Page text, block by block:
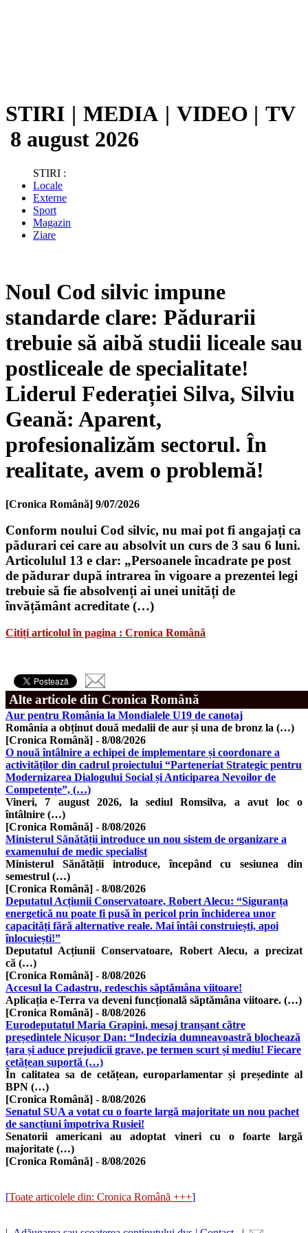
STIRI | MEDIA | VIDEO | TV
8 august 2026
STIRI :
Locale
Externe
Sport
Magazin
Ziare
Noul Cod silvic impune
standarde clare: Pădurarii
trebuie să aibă studii liceale sau
postliceale de specialitate!
Liderul Federației Silva, Silviu
Geană: Aparent,
profesionalizăm sectorul. În
realitate, avem o problemă!
[Cronica Română] 9/07/2026
Conform noului Cod silvic, nu mai pot fi angajați ca
pădurari cei care au absolvit un curs de 3 sau 6 luni.
Articolulul 13 e clar: „Persoanele încadrate pe post
de pădurar după intrarea în vigoare a prezentei legi
trebuie să fie absolvenți ai unei unități de
învățământ acreditate (…)
Citiți articolul în pagina : Cronica Română
Alte articole din Cronica Română
Aur pentru România la Mondialele U19 de canotaj
România a obținut două medalii de aur și una de bronz la (…)
[Cronica Română] - 8/08/2026
O nouă întâlnire a echipei de implementare și coordonare a
activităților din cadrul proiectului “Parteneriat Strategic pentru
Modernizarea Dialogului Social și Anticiparea Nevoilor de
Competențe”, (…)
Vineri, 7 august 2026, la sediul Romsilva, a avut loc o
întâlnire (…)
[Cronica Română] - 8/08/2026
Ministerul Sănătății introduce un nou sistem de organizare a
examenului de medic specialist
Ministerul Sănătății introduce, începând cu sesiunea din
semestrul (…)
[Cronica Română] - 8/08/2026
Deputatul Acțiunii Conservatoare, Robert Alecu: “Siguranța
energetică nu poate fi pusă în pericol prin închiderea unor
capacități fără alternative reale. Mai întâi construiești, apoi
înlocuiești!”
Deputatul Acțiunii Conservatoare, Robert Alecu, a precizat
că (…)
[Cronica Română] - 8/08/2026
Accesul la Cadastru, redeschis săptămâna viitoare!
Aplicația e-Terra va deveni funcțională săptămâna viitoare. (…)
[Cronica Română] - 8/08/2026
Eurodeputatul Maria Grapini, mesaj tranșant către
președintele Nicușor Dan: “Indecizia dumneavoastră blochează
țara și aduce prejudicii grave, pe termen scurt și mediu! Fiecare
cetățean suportă (…)
În calitatea sa de cetățean, europarlamentar și președinte al
BPN (…)
[Cronica Română] - 8/08/2026
Senatul SUA a votat cu o foarte largă majoritate un nou pachet
de sancțiuni împotriva Rusiei!
Senatorii americani au adoptat vineri cu o foarte largă
majoritate (…)
[Cronica Română] - 8/08/2026
[Toate articolele din: Cronica Română +++]